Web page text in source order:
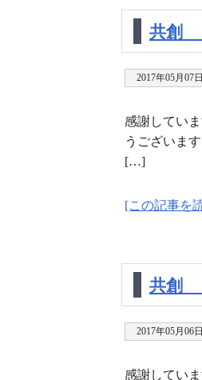
共創
2017年05月07日
感謝してい
うございま
[…]
[この記事を
共創
2017年05月06日
感謝してい